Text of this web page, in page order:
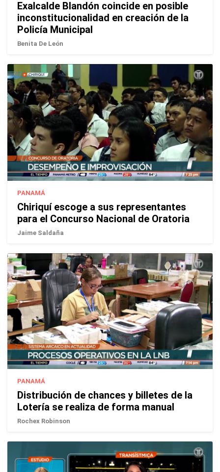
Exalcalde Blandón coincide en posible
inconstitucionalidad en creación de la
Policía Municipal
Benita De León
PANAMÁ
Chiriquí escoge a sus representantes
para el Concurso Nacional de Oratoria
Jaime Saldaña
PANAMÁ
Distribución de chances y billetes de la
Lotería se realiza de forma manual
Rochex Robinson